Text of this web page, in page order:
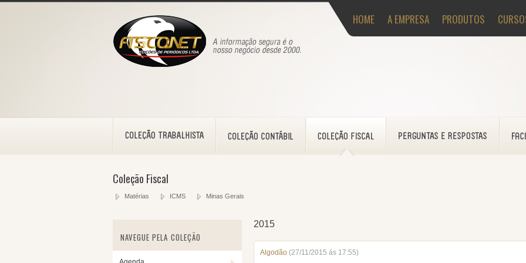
HOME A EMPRESA PRODUTOS
Coleção Fiscal
Matérias ICMS Minas Gerais
NAVEGUE PELA COLEÇÃO
2015
Algodão (27/11/2015 ás 17:55)